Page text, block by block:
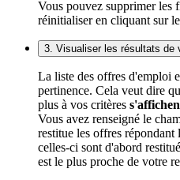
Vous pouvez supprimer les
réinitialiser en cliquant sur
3. Visualiser les résultats de
La liste des offres d'emploi
pertinence. Cela veut dire
plus à vos critères
Vous avez renseigné le
restitue les offres répondant
celles-ci sont d'abord
est le plus proche de votre